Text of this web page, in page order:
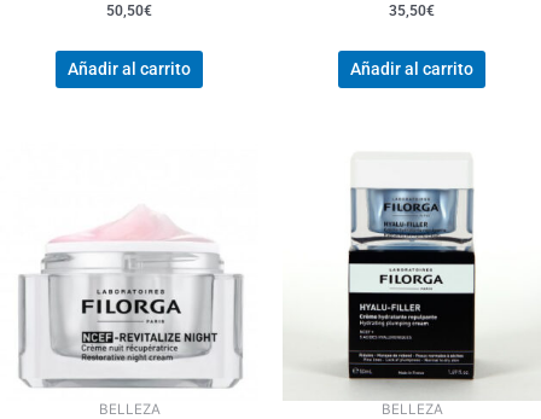
50,50€
Añadir al carrito
35,50€
Añadir al carrito
BELLEZA BELLEZA